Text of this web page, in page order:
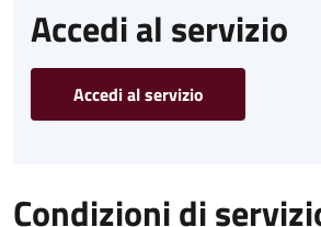
Accedi al servizio
Accedi al servizio
Condizioni di